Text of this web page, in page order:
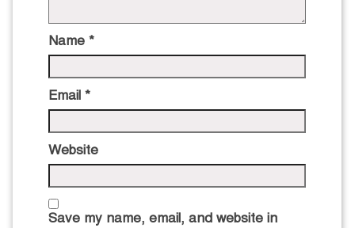
Name *
Email *
Website
Save my name, email, and website in